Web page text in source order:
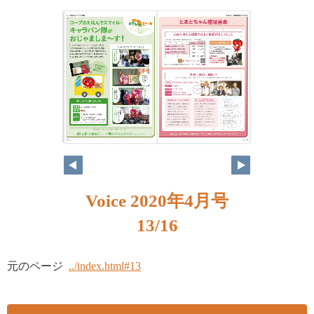
12 13
Voice 2020年4月号
13/16
元のページ ../index.html#13